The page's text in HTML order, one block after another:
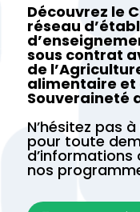
Découvrez le
réseau
sous contrat
de
alimentaire et
Souveraineté
N’hésitez pas
pour toute
d’informations
nos